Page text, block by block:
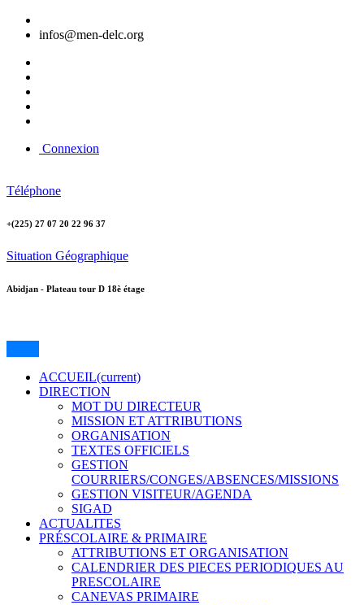
infos@men-delc.org
Connexion
Téléphone
+(225) 27 07 20 22 96 37
Situation Géographique
Abidjan - Plateau tour D 18è étage
ACCUEIL(current)
DIRECTION
MOT DU DIRECTEUR
MISSION ET ATTRIBUTIONS
ORGANISATION
TEXTES OFFICIELS
GESTION
COURRIERS/CONGES/ABSENCES/MISSIONS
GESTION VISITEUR/AGENDA
SIGAD
ACTUALITES
PRÉSCOLAIRE & PRIMAIRE
ATTRIBUTIONS ET ORGANISATION
CALENDRIER DES PIECES PERIODIQUES AU
PRESCOLAIRE
CANEVAS PRIMAIRE